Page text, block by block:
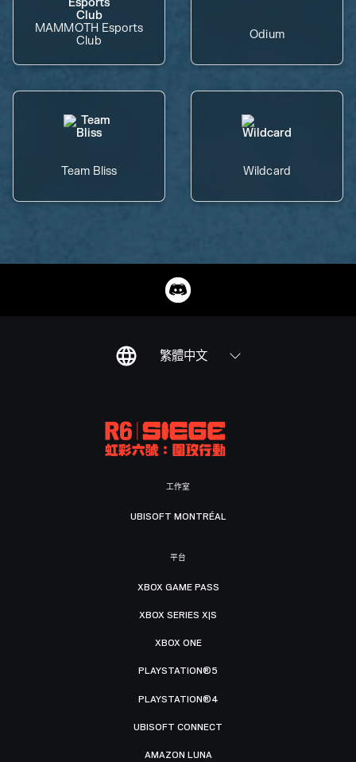
MAMMOTH Esports
Club
Odium
Team Bliss Wildcard
繁體中文
工作室
UBISOFT MONTRÉAL
平台
XBOX GAME PASS
XBOX SERIES X|S
XBOX ONE
PLAYSTATION®5
PLAYSTATION®4
UBISOFT CONNECT
AMAZON LUNA